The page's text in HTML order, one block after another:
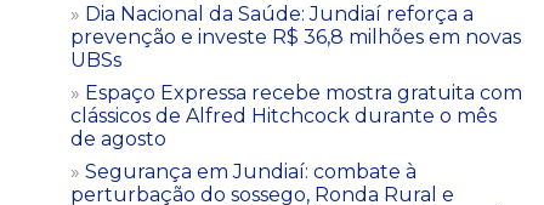
Dia Nacional da Saúde: Jundiaí reforça a
prevenção e investe R$ 36,8 milhões em novas
UBSs
Espaço Expressa recebe mostra gratuita com
clássicos de Alfred Hitchcock durante o mês
de agosto
Segurança em Jundiaí: combate à
perturbação do sossego, Ronda Rural e